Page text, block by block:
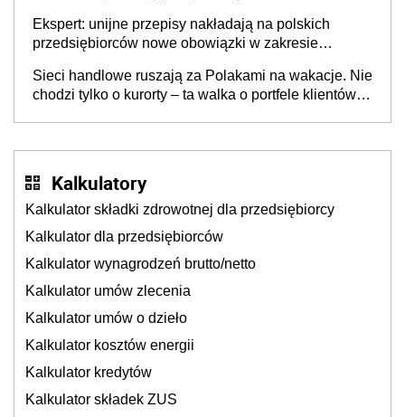
Ekspert: unijne przepisy nakładają na polskich
przedsiębiorców nowe obowiązki w zakresie
Sieci handlowe ruszają za Polakami na wakacje. Nie
chodzi tylko o kurorty – ta walka o portfele klientów
Kalkulatory
Kalkulator składki zdrowotnej dla przedsiębiorcy
Kalkulator dla przedsiębiorców
Kalkulator wynagrodzeń brutto/netto
Kalkulator umów zlecenia
Kalkulator umów o dzieło
Kalkulator kosztów energii
Kalkulator kredytów
Kalkulator składek ZUS